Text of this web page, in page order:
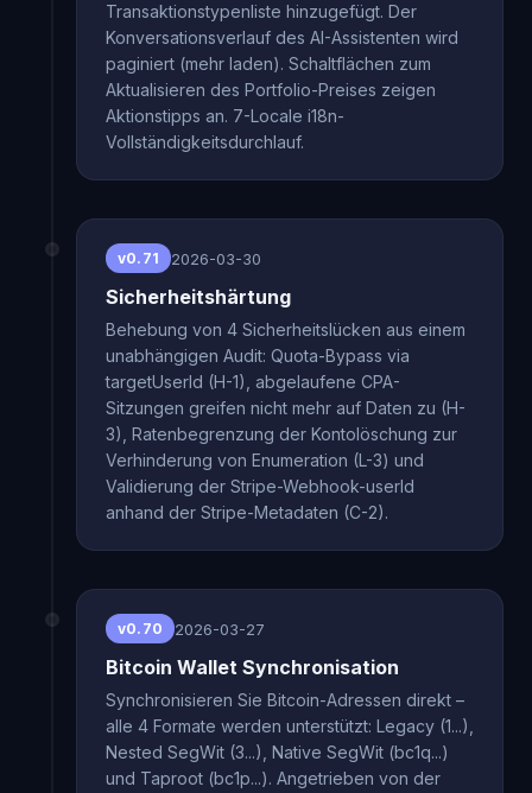
Transaktionstypenliste hinzugefügt. Der
Konversationsverlauf des AI-Assistenten wird
paginiert (mehr laden). Schaltflächen zum
Aktualisieren des Portfolio-Preises zeigen
Aktionstipps an. 7-Locale i18n-
Vollständigkeitsdurchlauf.
v0.71 2026-03-30
Sicherheitshärtung
Behebung von 4 Sicherheitslücken aus einem
unabhängigen Audit: Quota-Bypass via
targetUserId (H-1), abgelaufene CPA-
Sitzungen greifen nicht mehr auf Daten zu (H-
3), Ratenbegrenzung der Kontolöschung zur
Verhinderung von Enumeration (L-3) und
Validierung der Stripe-Webhook-userId
anhand der Stripe-Metadaten (C-2).
v0.70 2026-03-27
Bitcoin Wallet Synchronisation
Synchronisieren Sie Bitcoin-Adressen direkt –
alle 4 Formate werden unterstützt: Legacy (1...),
Nested SegWit (3...), Native SegWit (bc1q...)
und Taproot (bc1p...). Angetrieben von der